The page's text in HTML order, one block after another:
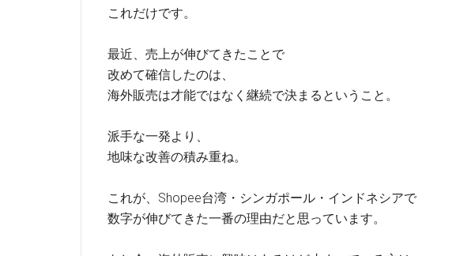
これだけです。
最近、売上が伸びてきたことで
改めて確信したのは、
海外販売は才能ではなく継続で決まるということ。
派手な一発より、
地味な改善の積み重ね。
これが、Shopee台湾・シンガポール・インドネシアで
数字が伸びてきた一番の理由だと思っています。